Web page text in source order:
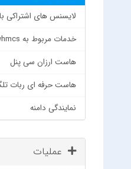
لایسنس های اشتراکی
خدمات مربوط به whmcs
هاست ارزان سی پنل
هاست حرفه ای ربات
نمایندگی دامنه
عملیات